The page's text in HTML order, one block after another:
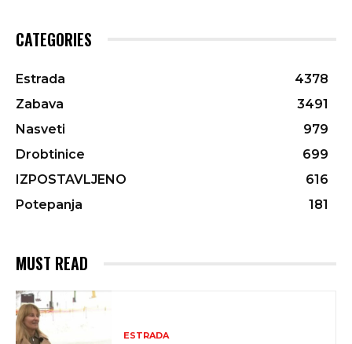
CATEGORIES
Estrada
4378
Zabava
3491
Nasveti
979
Drobtinice
699
IZPOSTAVLJENO
616
Potepanja
181
MUST READ
ESTRADA